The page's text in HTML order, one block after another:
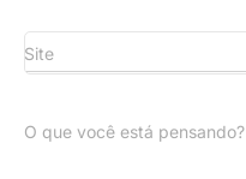
Site
O que você está pensando?